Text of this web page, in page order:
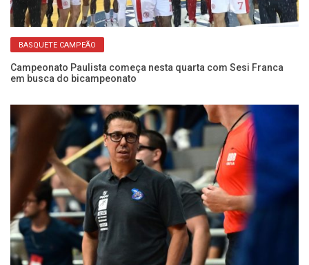
BASQUETE CAMPEÃO
Campeonato Paulista começa nesta quarta com Sesi Franca
em busca do bicampeonato